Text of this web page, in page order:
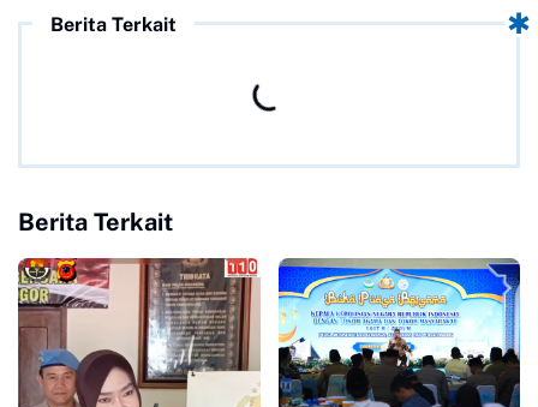
Berita Terkait
Berita Terkait